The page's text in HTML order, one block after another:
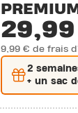
9,99 € de frais
2
+ un sac